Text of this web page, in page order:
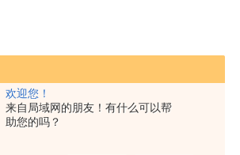
欢迎您！
来自局域网的朋友！有什么可以帮
助您的吗？